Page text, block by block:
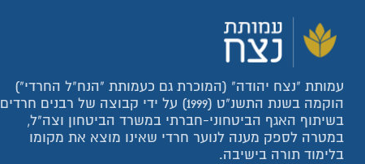
עמותת "נצח יהודה" (המוכרת גם כעמותת "הנח"ל החרדי")
הוקמה בשנת התשנ"ט (1999) על ידי קבוצה של רבנים חרדים
בשיתוף האגף הביטחוני-חברתי במשרד הביטחון וצה"ל,
במטרה לספק מענה לנוער חרדי שאינו מוצא את מקומו
בלימוד תורה בישיבה.